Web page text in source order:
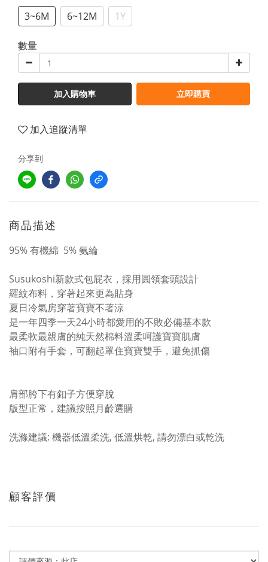
3~6M
6~12M 1Y
數量
加入購物車 立即購買
加入追蹤清單
分享到
商品描述
95% 有機綿 5% 氨綸
Susukoshi新款式包屁衣，採用圓領套頭設計
羅紋布料，穿著起來更為貼身
夏日冷氣房穿著寶寶不著涼
是一年四季一天24小時都愛用的不敗必備基本款
最柔軟最親膚的純天然棉料溫柔呵護寶寶肌膚
袖口附有手套，可翻起罩住寶寶雙手，避免抓傷
肩部胯下有釦子方便穿脫
版型正常，建議按照月齡選購
洗滌建議: 機器低溫柔洗, 低溫烘乾, 請勿漂白或乾洗
顧客評價